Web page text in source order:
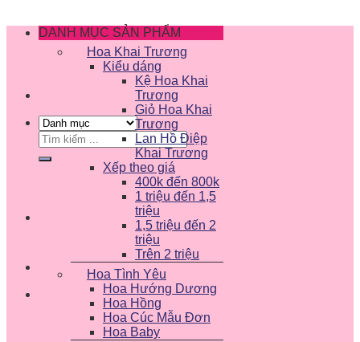
Tìm
kiếm:
DANH MỤC SẢN PHẨM
Hoa Khai Trương
Kiểu dáng
Kệ Hoa Khai
Trương
Giỏ Hoa Khai
Trương
Lan Hồ Điệp
Khai Trương
Xếp theo giá
400k đến 800k
1 triệu đến 1,5
triệu
1,5 triệu đến 2
triệu
Trên 2 triệu
Hoa Tình Yêu
Hoa Hướng Dương
Hoa Hồng
Hoa Cúc Mẫu Đơn
Hoa Baby